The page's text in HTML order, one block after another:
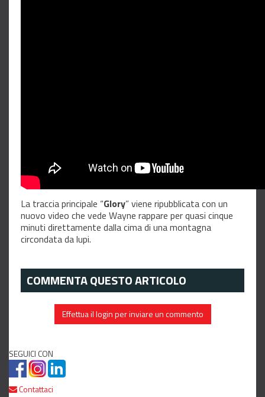
La traccia principale “Glory” viene ripubblicata con un
nuovo video che vede Wayne rappare per quasi cinque
minuti direttamente dalla cima di una montagna
circondata da lupi.
COMMENTA QUESTO ARTICOLO
Effettua il login per inviare un commento
SEGUICI CON
Contattaci